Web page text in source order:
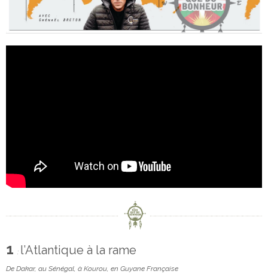
1 : l’Atlantique à la rame
De Dakar, au Sénégal, à Kourou, en Guyane Française